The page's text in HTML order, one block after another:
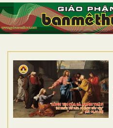
TRANG NHẤT
GIỚI THIỆU
DÒNG TU
BAN MỤC VỤ
ĐOÀN THỂ CG